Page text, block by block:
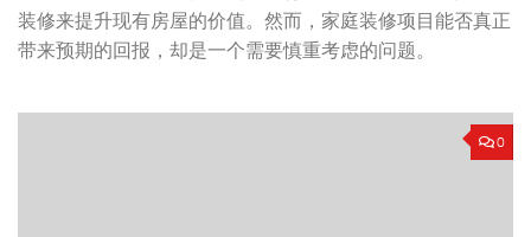
装修来提升现有房屋的价值。然而，家庭装修项目能否真正
带来预期的回报，却是一个需要慎重考虑的问题。
0